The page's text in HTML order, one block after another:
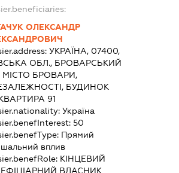
ОЛЕКСАНДР
УКРАЇНА, 07400,
ОБЛ., БРОВАРСЬКИЙ
МІСТО БРОВАРИ,
БУДИНОК
91
Україна
50
Прямий
вплив
КІНЦЕВИЙ
ВЛАСНИК